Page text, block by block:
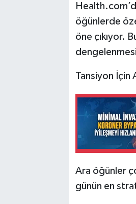
öğünlerde
öne çıkıyor.
Tansiyon İçin
Ara öğünler
günün en